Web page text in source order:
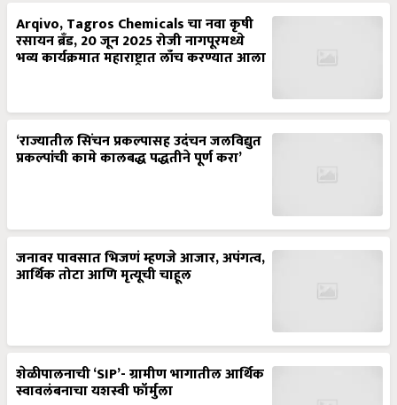
Arqivo, Tagros Chemicals चा नवा कृषी
रसायन ब्रँड, 20 जून 2025 रोजी नागपूरमध्ये
भव्य कार्यक्रमात महाराष्ट्रात लाँच करण्यात आला
‘राज्यातील सिंचन प्रकल्पासह उदंचन जलविद्युत
प्रकल्पांची कामे कालबद्ध पद्धतीने पूर्ण करा’
जनावर पावसात भिजणं म्हणजे आजार, अपंगत्व,
आर्थिक तोटा आणि मृत्यूची चाहूल
शेळीपालनाची ‘SIP’- ग्रामीण भागातील आर्थिक
स्वावलंबनाचा यशस्वी फॉर्मुला